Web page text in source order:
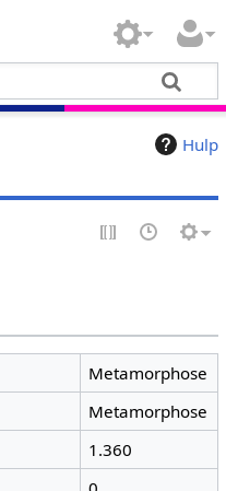
Hulp
Metamorphose
Metamorphose
1.360